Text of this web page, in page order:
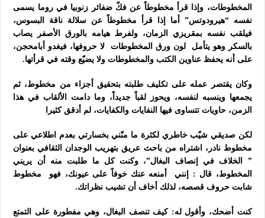
المخطوطات، وإذا قرأ مخطوطاً عن فكّ ضفائر زنوبيا في روما يسمى
نفسه “هيرودوتس” أما إذا قرأ مخطوطاً عن سلالة ناقة البسوس،
فيلقب نفسه بمقريزي الزمان، ولفرط هيامه بالورق الأصفر يصاب
بالسكر وهو يتأمل لون ورق المخطوطات لا حروفها، فيغدو أبامحجن،
على أنه يحفظ عناوين الكتب والمخطوطات ولا يضيّع وقته في قرأتها.
وكان يقتصر عمله على تكليف طلبته بتحقيق أجزاء من مخطوط، ثم
يجمعها وينسبه لنفسه، ويحوز لقباً جديداً، وما دامت الألقاب في هذا
الزمن، حاويات تتساوى فيها النفايات والكفايات، لم أدقق كثيرا
لكن صديقي شيّب خاطري لكثرة ما منّني بخسارتي بعدم اطلاعي على
مخطوط نادر، اشتراه من باحث عريق بتهريب الوجدان الثقافي بعنوان
” الخلاف في إنصاف البغال”، وكنت كل ما طلبت منه أن يريني
المخطوط، قال : إنني أمنعه عنك خوفاً على عيونك، فهو مخطوط
شابت حروف قصصه، لذلك أخاف أن تشيب نظراتك.
كنت أضحك، وأقول له: كيف تنصف البغال، وهي مفطورة على التمتع